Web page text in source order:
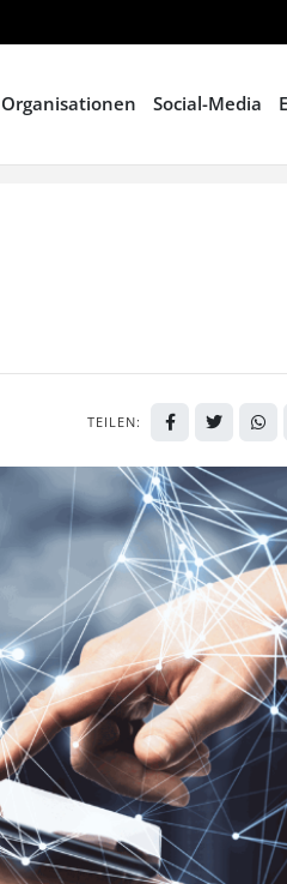
Organisationen Social-Media
TEILEN:
ein Tablet. Im
zu sehen.
VIA CANVA.COM